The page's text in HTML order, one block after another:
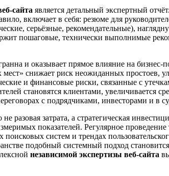
сайта является детальный экспертный
включает в себя: резюме для
серьёзные, рекомендательные),
пошаговые, технически выполнимые
и оказывает прямое влияние на
снижает риск неожиданных простоев,
и финансовые риски, связанные с
становятся клиентами, увеличивается
с подрядчиками, инвесторами и в
разовая затрата, а стратегическая
показателей. Регулярное
поисковых систем и трендах
подобный системный подход
независимой экспертизы веб-сайта